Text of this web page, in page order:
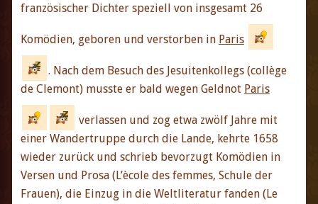
französischer Dichter speziell von insgesamt 26
Komödien, geboren und verstorben in Paris
. Nach dem Besuch des Jesuitenkollegs (collège
de Clemont) musste er bald wegen Geldnot Paris
verlassen und zog etwa zwölf Jahre mit
einer Wandertruppe durch die Lande, kehrte 1658
wieder zurück und schrieb bevorzugt Komödien in
Versen und Prosa (L’ècole des femmes, Schule der
Frauen), die Einzug in die Weltliteratur fanden (Le